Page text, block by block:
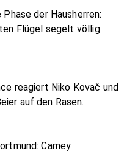
der Hausherren:
Flügel segelt völlig
reagiert Niko Kovač und
auf den Rasen.
Carney